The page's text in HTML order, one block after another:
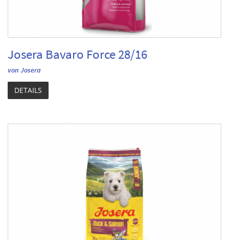
Josera Bavaro Force 28/16
von Josera
DETAILS